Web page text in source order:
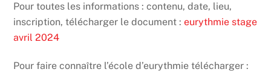
Pour toutes les informations : contenu, date, lieu,
inscription, télécharger le document :eurythmie stage
avril 2024
Pour faire connaître l’école d’eurythmie télécharger :